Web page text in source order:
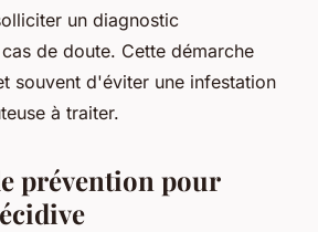
un diagnostic
de doute. Cette démarche
souvent d'éviter une infestation
à traiter.
prévention pour